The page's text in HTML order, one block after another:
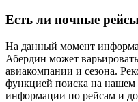
Есть ли ночные
На данный момент
Абердин может
авиакомпании и сезона.
функцией поиска на нашем
информации по рейсам и